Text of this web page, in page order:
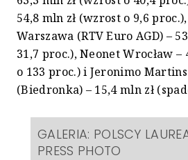
54,8 mln zł (wzrost o 9,6
Warszawa (RTV Euro AGD) –
31,7 proc.), Neonet Wrocław –
o 133 proc.) i Jeronimo
(Biedronka) – 15,4 mln zł
GALERIA: POLSCY
PRESS PHOTO